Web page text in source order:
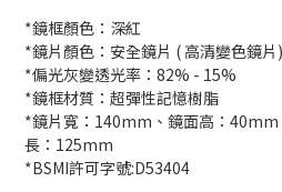
*鏡框顏色：深紅
*鏡片顏色：安全鏡片 ( 高清變色鏡片)
*偏光灰變透光率：82% - 15%
*鏡框材質：超彈性記憶樹脂
*鏡片寬：140mm、鏡面高：
長：125mm
*BSMI許可字號:D53404